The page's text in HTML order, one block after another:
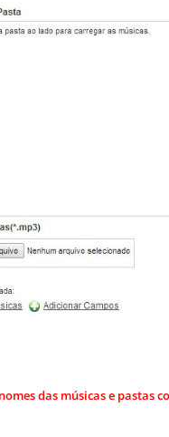
das músicas e pastas